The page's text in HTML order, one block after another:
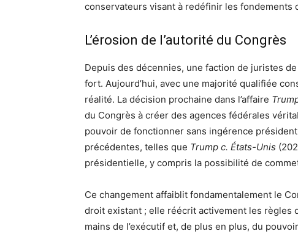
conservateurs visant à redéfinir les fondements
L’érosion de l’autorité du Congrès
Depuis des décennies, une faction de juristes
fort. Aujourd’hui, avec une majorité qualifiée
réalité. La décision prochaine dans l’affaire
du Congrès à créer des agences fédérales
pouvoir de fonctionner sans ingérence
précédentes, telles que Trump c. États-Unis
présidentielle, y compris la possibilité de
Ce changement affaiblit fondamentalement le
droit existant ; elle réécrit activement les règles
mains de l’exécutif et, de plus en plus, du